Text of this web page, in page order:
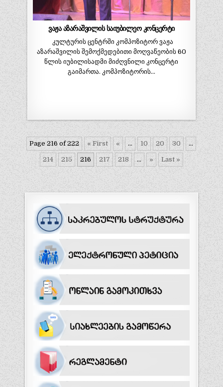
ვაჟა აზარაშვილის საიუბილეო კონცერტი
კულტურის ცენტრში კომპოზიტორ ვაჟა
აზარაშვილის შემოქმედებითი მოღვაწეობის 60
წლის იუბილისადმი მიძღვნილი კონცერტი
გაიმართა. კომპოზიტორის…
Page 216 of 222 « First « ... 10 20 30 ...
214 215 216 217 218 ... » Last »